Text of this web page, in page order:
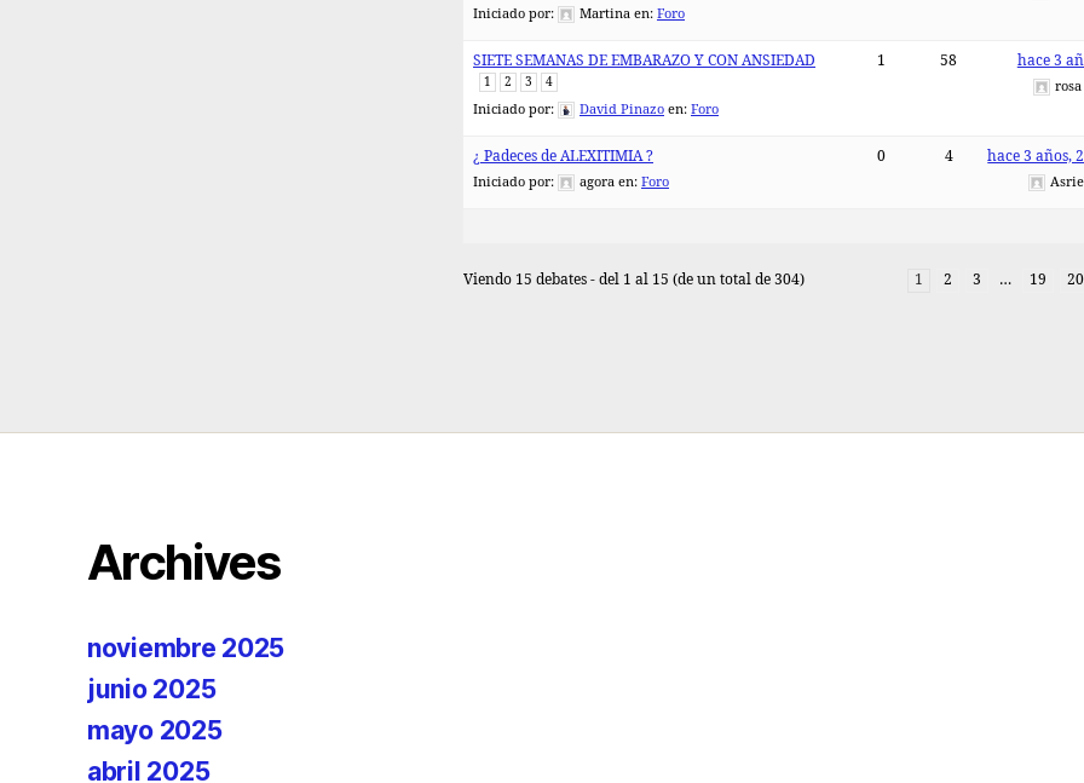
Iniciado por: Martina en: Foro
SIETE SEMANAS DE EMBARAZO Y CON ANSIEDAD
1 2 3 4
Iniciado por: David Pinazo en: Foro
1 58 hace 3
rosa
¿ Padeces de ALEXITIMIA ?
Iniciado por: agora en: Foro
0 4 hace 3 años,
Viendo 15 debates - del 1 al 15 (de un total de 304) 1 2 3 … 19 20
Archives
noviembre 2025
junio 2025
mayo 2025
abril 2025